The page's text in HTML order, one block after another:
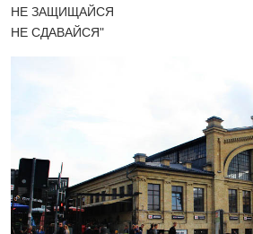
НЕ ЗАЩИЩАЙСЯ
НЕ СДАВАЙСЯ"